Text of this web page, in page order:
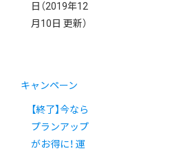
日 （2019年12
月10日 更新）
キャンペーン
【終了】今なら
プランアップ
がお得に！ 運